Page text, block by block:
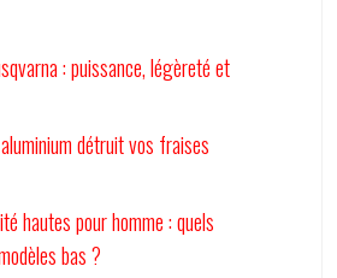
: puissance, légèreté et
détruit vos fraises
hautes pour homme : quels
bas ?